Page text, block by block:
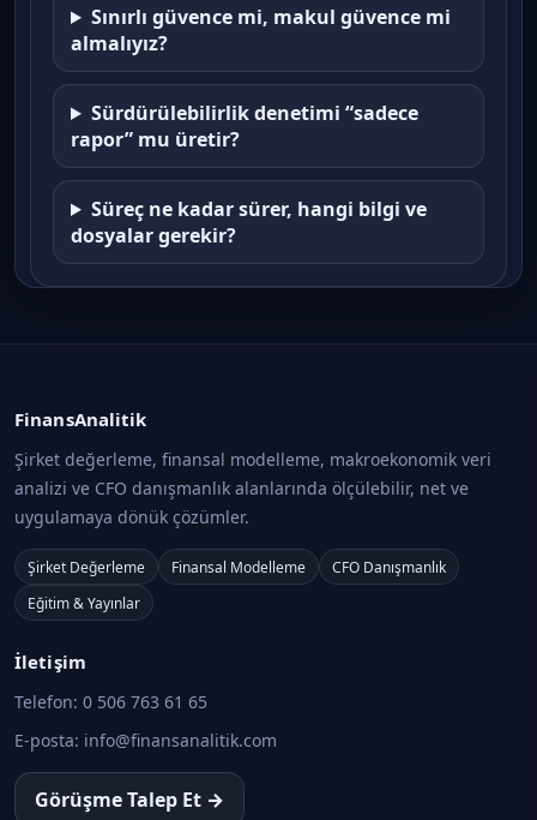
Sınırlı güvence mi, makul güvence mi
almalıyız?
Sürdürülebilirlik denetimi “sadece
rapor” mu üretir?
Süreç ne kadar sürer, hangi bilgi ve
dosyalar gerekir?
FinansAnalitik
Şirket değerleme, finansal modelleme, makroekonomik veri
analizi ve CFO danışmanlık alanlarında ölçülebilir, net ve
uygulamaya dönük çözümler.
Şirket Değerleme Finansal Modelleme
CFO Danışmanlık
Eğitim & Yayınlar
İletişim
Telefon: 0 506 763 61 65
E-posta: info@finansanalitik.com
Görüşme Talep Et →